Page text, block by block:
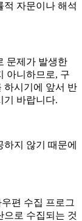
적 자문이나 해석
문제가 발생한
아니하므로, 구
하시기에 앞서 반
기 바랍니다.
지 않기 때문에
편 수집 프로그
으로 수집되는 것